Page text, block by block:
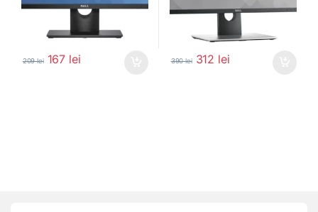
209lei 167 lei 390lei 312 lei